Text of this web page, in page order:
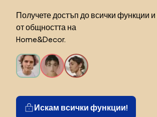
Получете достъп до всички функции и
от общността на
Home&Decor.
Искам всички функции!